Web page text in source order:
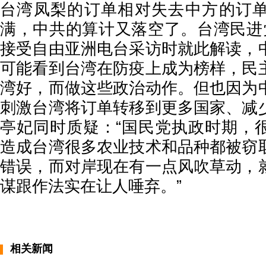
台湾凤梨的订单相对失去中方的订
满，中共的算计又落空了。台湾民
接受自由亚洲电台采访时就此解读，
可能看到台湾在防疫上成为榜样，民
湾好，而做这些政治动作。但也因为
刺激台湾将订单转移到更多国家、减
亭妃同时质疑：“国民党执政时期，
造成台湾很多农业技术和品种都被窃
错误，而对岸现在有一点风吹草动，
谋跟作法实在让人唾弃。”
相关新闻